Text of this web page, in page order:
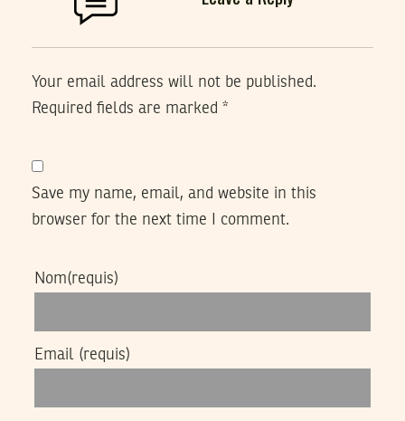
Your email address will not be published.
Required fields are marked *
Save my name, email, and website in this
browser for the next time I comment.
Nom(requis)
Email (requis)